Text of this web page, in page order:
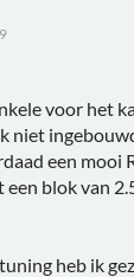
voor het
niet
een mooi
een blok van
heb ik